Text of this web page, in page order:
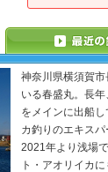
神奈川県横須賀
いる春盛丸。長
をメインに出船
カ釣りのエキスパ
2021年より浅場
ト・アオリイカ